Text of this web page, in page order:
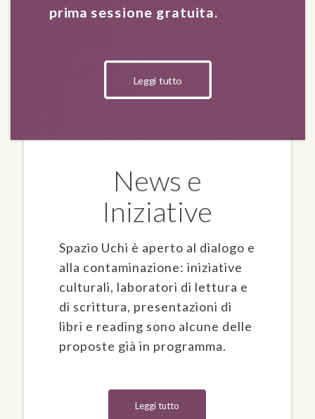
prima sessione gratuita.
Leggi tutto
News e
Iniziative
Spazio Uchi è aperto al dialogo e
alla contaminazione: iniziative
culturali, laboratori di lettura e
di scrittura, presentazioni di
libri e reading sono alcune delle
proposte già in programma.
Leggi tutto